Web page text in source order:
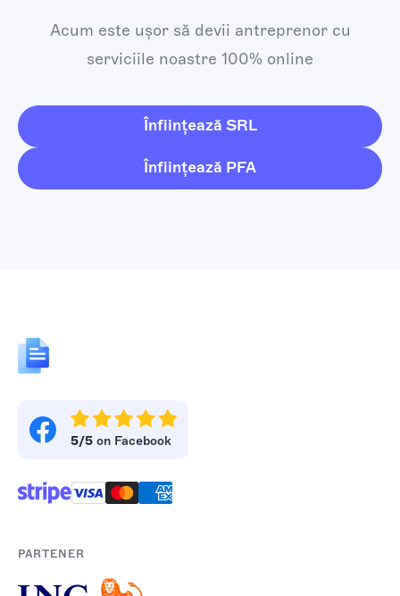
Acum este ușor să devii antreprenor cu
serviciile noastre 100% online
Înființează SRL
Înființează PFA
5/5 on Facebook
PARTENER